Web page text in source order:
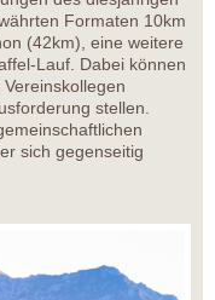
Formaten 10km
(42km), eine weitere
Lauf. Dabei können
stellen.
sich gegenseitig